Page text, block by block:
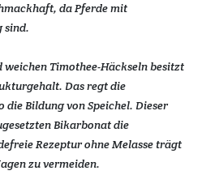
da Pferde mit
sind.
Timothee-Häckseln besitzt
Das regt die
Bildung von Speichel. Dieser
Bikarbonat die
Rezeptur ohne Melasse trägt
zu vermeiden.